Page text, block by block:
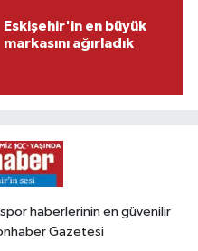
Eskişehir'in en büyük
markasını ağırladık
haberlerinin en güvenilir
Gazetesi